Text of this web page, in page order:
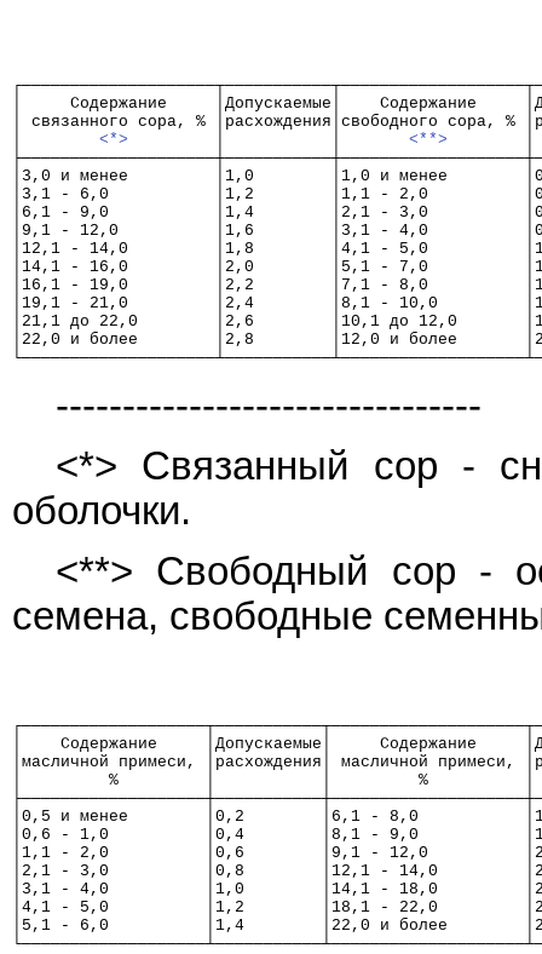
│     Содержание     │Допускаемые│    Содержание
│ связанного сора, % │расхождения│свободного сора, %
<*> <**>
│3,0 и менее         │1,0        │1,0 и менее
│3,1 - 6,0           │1,2        │1,1 - 2,0
│6,1 - 9,0           │1,4        │2,1 - 3,0
│9,1 - 12,0          │1,6        │3,1 - 4,0
│12,1 - 14,0         │1,8        │4,1 - 5,0
│14,1 - 16,0         │2,0        │5,1 - 7,0
│16,1 - 19,0         │2,2        │7,1 - 8,0
│19,1 - 21,0         │2,4        │8,1 - 10,0
│21,1 до 22,0        │2,6        │10,1 до 12,0
│22,0 и более        │2,8        │12,0 и более
--------------------------------
<*> Связанный сор -
оболочки.
<**> Свободный сор -
семена, свободные
│    Содержание     │Допускаемые│     Содержание
│масличной примеси, │расхождения│ масличной примеси,
│         %         │           │         %
│0,5 и менее        │0,2        │6,1 - 8,0
│0,6 - 1,0          │0,4        │8,1 - 9,0
│1,1 - 2,0          │0,6        │9,1 - 12,0
│2,1 - 3,0          │0,8        │12,1 - 14,0
│3,1 - 4,0          │1,0        │14,1 - 18,0
│4,1 - 5,0          │1,2        │18,1 - 22,0
│5,1 - 6,0          │1,4        │22,0 и более